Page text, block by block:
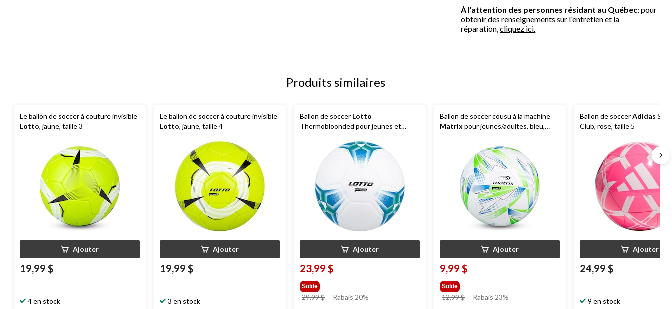
À l'attention des personnes résidant au Québec: pour
obtenir des renseignements sur l'entretien et la
réparation,cliquez ici.
Produits similaires
Le ballon de soccer à couture invisible
Lotto, jaune, taille 3
Ajouter
19,99 $
4 en stock
Le ballon de soccer à couture invisible
Lotto, jaune, taille 4
Ajouter
19,99 $
3 en stock
Ballon de soccer Lotto
Thermobloonded pour jeunes et
Ajouter
23,99 $
Solde
29,99 $
prixRabais 20%
Ballon de soccer cousu à la machine
Matrix pour jeunes/adultes, bleu,
Ajouter
9,99 $
Solde
12,99 $
prixRabais 23%
Ballon de soccerAdidas
Club, rose, taille 5
Ajouter
24,99 $
9 en stock